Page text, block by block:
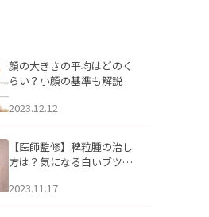
顔の大きさの平均はどのく
らい？小顔の基準も解説
2023.12.12
【医師監修】稗粒腫の治し
方は？気になる白いブツブ
アについて
2023.11.17